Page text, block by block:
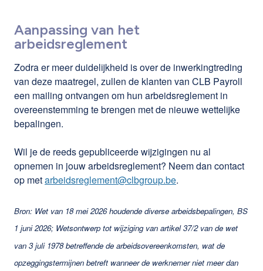
Aanpassing van het
arbeidsreglement
Zodra er meer duidelijkheid is over de inwerkingtreding
van deze maatregel, zullen de klanten van CLB Payroll
een mailing ontvangen om hun arbeidsreglement in
overeenstemming te brengen met de nieuwe wettelijke
bepalingen.
Wil je de reeds gepubliceerde wijzigingen nu al
opnemen in jouw arbeidsreglement? Neem dan contact
op metarbeidsreglement@clbgroup.be.
Bron: Wet van 18 mei 2026 houdende diverse arbeidsbepalingen, BS
1 juni 2026; Wetsontwerp tot wijziging van artikel 37/2 van de wet
van 3 juli 1978 betreffende de arbeidsovereenkomsten, wat de
opzeggingstermijnen betreft wanneer de werknemer niet meer dan